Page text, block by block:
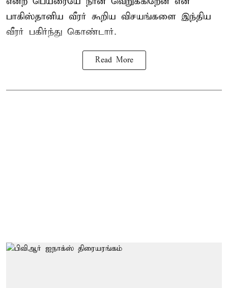
பாகிஸ்தானிய வீரர் கூறிய விசயங்களை இந்திய
வீரர் பகிர்ந்து கொண்டார்.
Read More